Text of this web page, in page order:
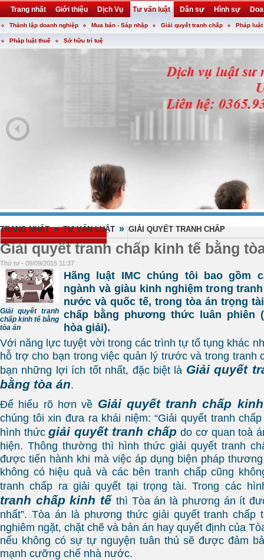
Trang nhất Giới thiệu Dịch Vụ Tư vấn luật Dân sự Hình sự
Khuyến mại Liên hệ forum utility
Thành lập doanh nghiệp Mua bán - Sáp nhập Giải quyết tranh chấp Pháp
Pháp luật thuế Sở hữu trí tuệ
TRANG NHẤT » TƯ VẤN LUẬT » GIẢI QUYẾT TRANH CHẤP
Giải quyết tranh chấp kinh tế bằng
Thứ tư - 09/09/2015 11:37
Giải quyết tranh
chấp kinh tế bằng
tòa án
Hãng luật IMC chúng tôi bao gồm
ngành và giàu kinh nghiệm trong
nước và quốc tế, trong tòa án trọng
chấp bằng phương thức luân phiên
hòa giải).
Với năng lực tuyệt vời trong các trình tự tố tụng khác
hỗ trợ cho bạn trong việc quản lý trước và trong tranh
bạn những lợi ích tốt nhất, đặc biệt là Giải quyết
bằng tòa án.
Để hiểu rõ hơn về Giải quyết tranh chấp
chúng tôi xin đưa ra khái niệm: “Giải quyết tranh
hình thứcgiải quyết tranh chấpdo cơ quan toà
hiện. Thông thường thì hình thức giải quyết tranh
được tiến hành khi mà việc áp dụng biện pháp
không có hiệu quả và các bên tranh chấp cũng
tranh chấp ra giải quyết tại trọng tài. Trong các
tranh chấp kinh tế thì Tòa án là phương án ít
nhất”. Tòa án là phương thức giải quyết tranh chấp
nghiêm ngặt, chặt chẽ và bản án hay quyết định của
nếu không có sự tự nguyện tuân thủ sẽ được đảm
mạnh cưỡng chế nhà nước.